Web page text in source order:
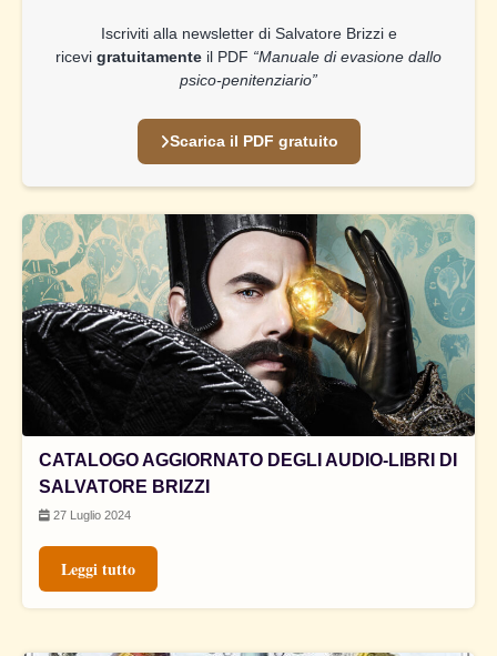
Iscriviti alla newsletter di Salvatore Brizzi e
ricevi gratuitamente il PDF “Manuale di evasione dallo
psico-penitenziario”
Scarica il PDF gratuito
CATALOGO AGGIORNATO DEGLI AUDIO-LIBRI DI
SALVATORE BRIZZI
27 Luglio 2024
Leggi tutto